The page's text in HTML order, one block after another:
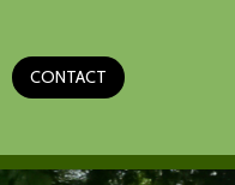
CONTACT